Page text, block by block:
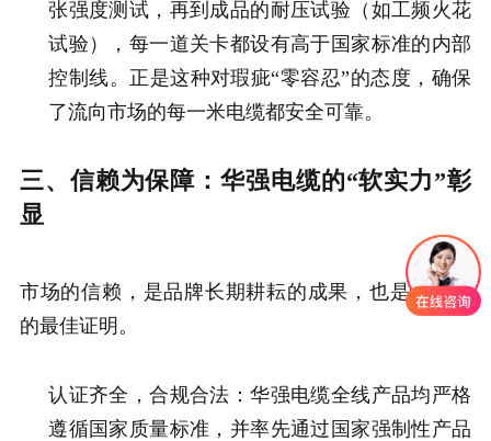
张强度测试，再到成品的耐压试验（如工频火花
试验），每一道关卡都设有高于国家标准的内部
控制线。正是这种对瑕疵“零容忍”的态度，确保
了流向市场的每一米电缆都安全可靠。
三、信赖为保障：华强电缆的“软实力”彰
显
市场的信赖，是品牌长期耕耘的成果，也是其实力
的最佳证明。
认证齐全，合规合法：华强电缆全线产品均严格
遵循国家质量标准，并率先通过国家强制性产品